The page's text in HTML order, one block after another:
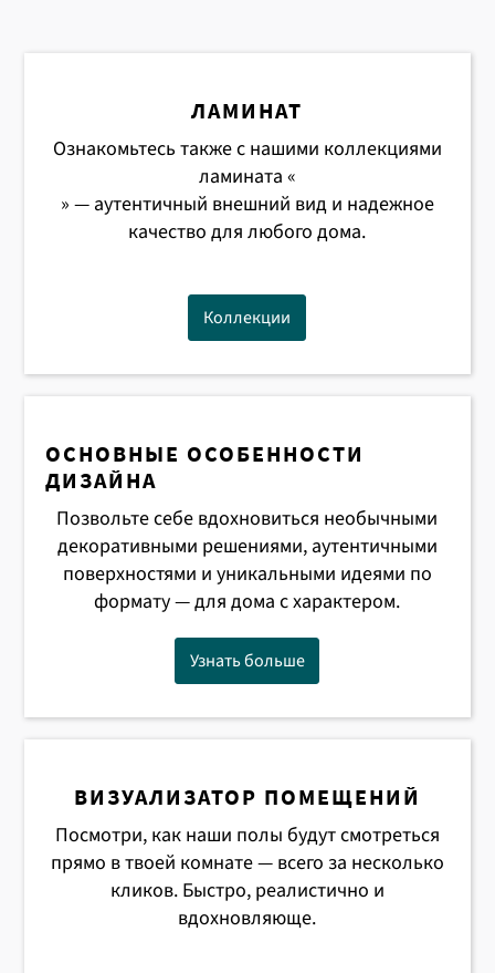
ЛАМИНАТ
Ознакомьтесь также с нашими коллекциями
ламината «
» — аутентичный внешний вид и надежное
качество для любого дома.
Коллекции
ОСНОВНЫЕ ОСОБЕННОСТИ
ДИЗАЙНА
Позвольте себе вдохновиться необычными
декоративными решениями, аутентичными
поверхностями и уникальными идеями по
формату — для дома с характером.
Узнать больше
ВИЗУАЛИЗАТОР ПОМЕЩЕНИЙ
Посмотри, как наши полы будут смотреться
прямо в твоей комнате — всего за несколько
кликов. Быстро, реалистично и
вдохновляюще.